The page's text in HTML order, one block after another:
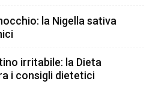
la Nigella sativa
irritabile: la Dieta
i consigli dietetici